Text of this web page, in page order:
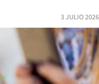
3 JULIO 2026